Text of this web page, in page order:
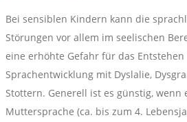
Bei sensiblen Kindern kann die
Störungen vor allem im seelischen
eine erhöhte Gefahr für das
Sprachentwicklung mit Dyslalie,
Stottern. Generell ist es günstig, wenn
Muttersprache (ca. bis zum 4.